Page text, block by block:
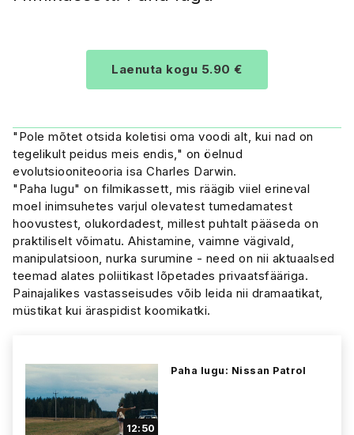
Laenuta kogu 5.90 €
"Pole mõtet otsida koletisi oma voodi alt, kui nad on
tegelikult peidus meis endis," on öelnud
evolutsiooniteooria isa Charles Darwin.
"Paha lugu" on filmikassett, mis räägib viiel erineval
moel inimsuhetes varjul olevatest tumedamatest
hoovustest, olukordadest, millest puhtalt pääseda on
praktiliselt võimatu. Ahistamine, vaimne vägivald,
manipulatsioon, nurka surumine - need on nii aktuaalsed
teemad alates poliitikast lõpetades privaatsfääriga.
Painajalikes vastasseisudes võib leida nii dramaatikat,
müstikat kui äraspidist koomikatki.
12:50
Paha lugu: Nissan Patrol